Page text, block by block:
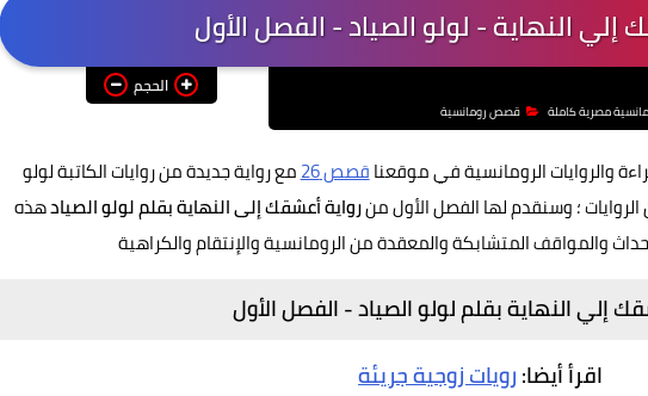
إلي النهاية - لولو الصياد - الفصل الأول
مصرية كاملة قصص رومانسية
الحجم
والروايات الرومانسية في موقعناقصص 26 مع رواية جديدة من روايات الكاتبة لولو
؛ وسنقدم لها الفصل الأول منرواية أعشقك إلى النهاية بقلم لولو الصيادهذه
والمواقف المتشابكة والمعقدة من الرومانسية والإنتقام والكراهية
إلي النهاية بقلم لولو الصياد - الفصل الأول
اقرأ أيضا:رويات زوجية جريئة